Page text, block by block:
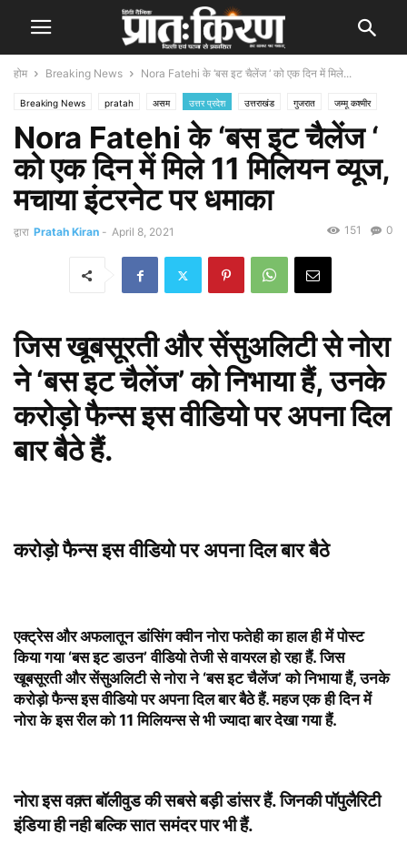
होम Breaking News Nora Fatehi के ‘बस इट चैलेंज ‘ को एक दिन में मिले...
Breaking News pratah असम उत्तर प्रदेश उत्तराखंड गुजरात जम्मू कश्मीर
दिल्ली पश्चिम बंगाल बिहार भारत मध्य प्रदेश महाराष्ट्र राजस्थान
राज्य लाइफस्टाइल हरियाणा हिमाचल प्रदेश
Nora Fatehi के ‘बस इट चैलेंज ‘
को एक दिन में मिले 11 मिलियन व्यूज,
मचाया इंटरनेट पर धमाका
द्वारा Pratah Kiran - April 8, 2021 0
151
जिस खूबसूरती और सेंसुअलिटी से नोरा
ने ‘बस इट चैलेंज’ को निभाया हैं, उनके
करोड़ो फैन्स इस वीडियो पर अपना दिल
बार बैठे हैं.
करोड़ो फैन्स इस वीडियो पर अपना दिल बार बैठे
एक्ट्रेस और अफलातून डांसिंग क्वीन नोरा फतेही का हाल ही में पोस्ट
किया गया ‘बस इट डाउन’ वीडियो तेजी से वायरल हो रहा हैं. जिस
खूबसूरती और सेंसुअलिटी से नोरा ने ‘बस इट चैलेंज’ को निभाया हैं, उनके
करोड़ो फैन्स इस वीडियो पर अपना दिल बार बैठे हैं. महज एक ही दिन में
नोरा के इस रील को 11 मिलियन्स से भी ज्यादा बार देखा गया हैं.
नोरा इस वक़्त बॉलीवुड की सबसे बड़ी डांसर हैं.जिनकी पॉपुलैरिटी
इंडिया ही नही बल्कि सात समंदर पार भी हैं.